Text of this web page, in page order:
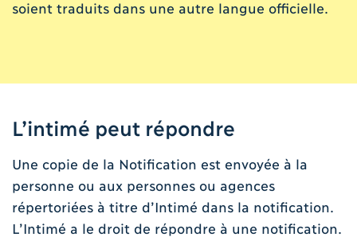
soient traduits dans une autre langue officielle.
L’intimé peut répondre
Une copie de la Notification est envoyée à la
personne ou aux personnes ou agences
répertoriées à titre d’Intimé dans la notification.
L’Intimé a le droit de répondre à une notification.